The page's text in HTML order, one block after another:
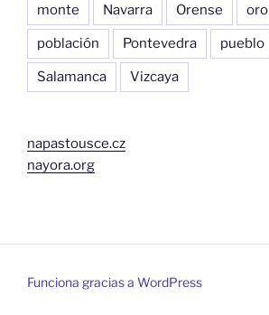
monte Navarra Orense oro
población Pontevedra pueblo
Salamanca Vizcaya
napastousce.cz
nayora.org
Funciona gracias a WordPress